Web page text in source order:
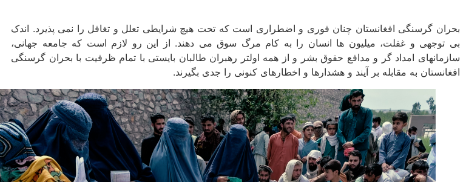
بحران گرسنگی افغانستان چنان فوری و اضطراری است که تحت هیچ شرایطی تعلل و تغافل را نمی پذیرد. اندک
بی توجهی و غفلت، میلیون ها انسان را به کام مرگ سوق می ­دهند. از این رو لازم است که جامعه جهانی،
سازمانهای امداد گر و مدافع حقوق بشر و از همه اولتر رهبران طالبان بایستی با تمام ظرفیت با بحران گرسنگی
افغانستان به مقابله بر آیند و هشدارها و اخطارهای کنونی را جدی بگیرند.